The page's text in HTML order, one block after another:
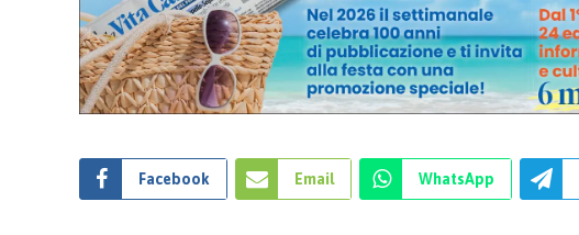
Facebook Email WhatsApp